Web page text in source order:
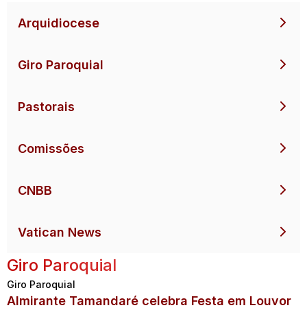
Arquidiocese
Giro Paroquial
Pastorais
Comissões
CNBB
Vatican News
Giro Paroquial
Giro Paroquial
Almirante Tamandaré celebra Festa em Louvor